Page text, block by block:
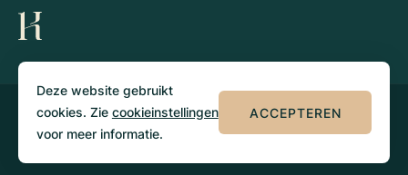
Deze website gebruikt
cookies. Zie cookieinstellingen
voor meer informatie.
ACCEPTEREN
© 2026 Klaassen
Horecamakelaars
Privacy
Algemene